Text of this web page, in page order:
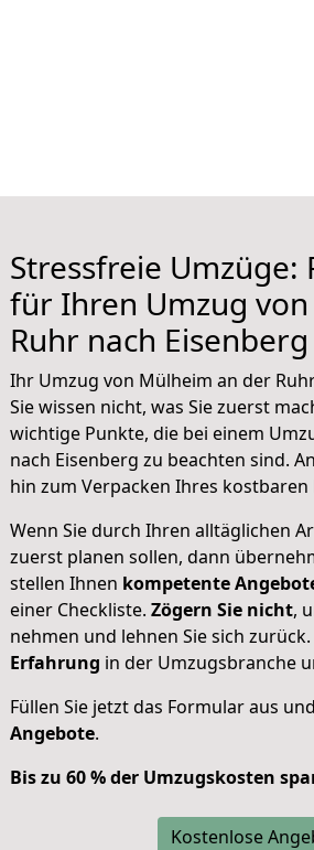
Stressfreie
für Ihren Umzug
Ruhr nach Eisenberg
Ihr Umzug von Mülheim an der
Sie wissen nicht, was Sie zuerst
wichtige Punkte, die bei einem
nach Eisenberg zu beachten sind.
hin zum Verpacken Ihres kostbaren
Wenn Sie durch Ihren alltäglichen
zuerst planen sollen, dann
stellen Ihnen kompetente
einer Checkliste. Zögern Sie nicht,
nehmen und lehnen Sie sich zurück.
Erfahrung in der Umzugsbranche
Füllen Sie jetzt das Formular aus und
Angebote.
Bis zu 60 % der Umzugskosten
Kostenlose